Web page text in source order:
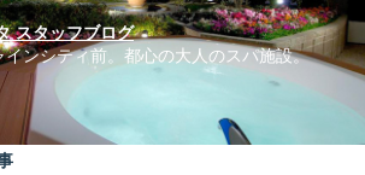
スタッフブログ
ンシティ前。都心の大人のスパ施設。